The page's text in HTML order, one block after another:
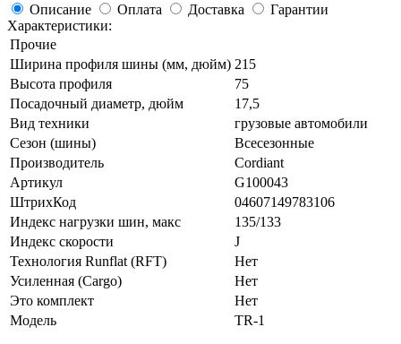
Описание
Оплата Доставка
Гарантии
Характеристики:
Прочие
Ширина профиля шины (мм, дюйм) 215
Высота профиля
75
Посадочный диаметр, дюйм
17,5
Вид техники
грузовые автомобили
Сезон (шины)
Всесезонные
Производитель
Cordiant
Артикул
G100043
ШтрихКод
04607149783106
Индекс нагрузки шин, макс
135/133
Индекс скорости
J
Технология Runflat (RFT)
Нет
Усиленная (Cargo)
Нет
Это комплект
Нет
Модель
TR-1